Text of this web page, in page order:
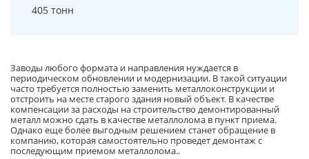
405 тонн
Заводы любого формата и направления нуждается в
периодическом обновлении и модернизации. В такой ситуации
часто требуется полностью заменить металлоконструкции и
отстроить на месте старого здания новый объект. В качестве
компенсации за расходы на строительство демонтированный
металл можно сдать в качестве металлолома в пункт приема.
Однако еще более выгодным решением станет обращение в
компанию, которая самостоятельно проведет демонтаж с
последующим приемом металлолома..